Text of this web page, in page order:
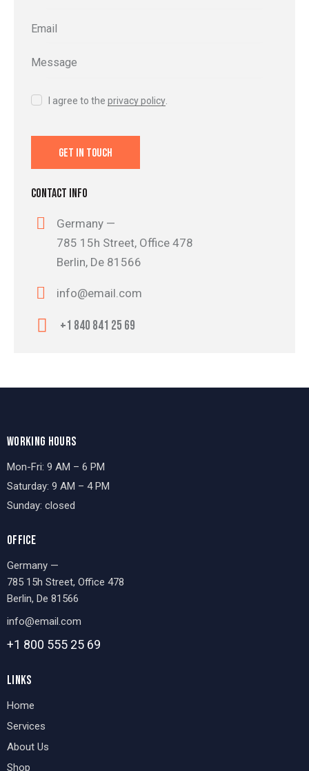
I agree to theprivacy policy
CONTACT INFO
Germany —
785 15h Street, Office 478
Berlin, De 81566
info@email.com
+1 840 841 25 69
WORKING HOURS
Mon-Fri: 9 AM – 6 PM
Saturday: 9 AM – 4 PM
Sunday: closed
OFFICE
Germany —
785 15h Street, Office 478
Berlin, De 81566
info@email.com
+1 800 555 25 69
LINKS
Home
Services
About Us
Shop